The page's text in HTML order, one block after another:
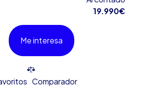
19.990€
Me interesa
Comparador